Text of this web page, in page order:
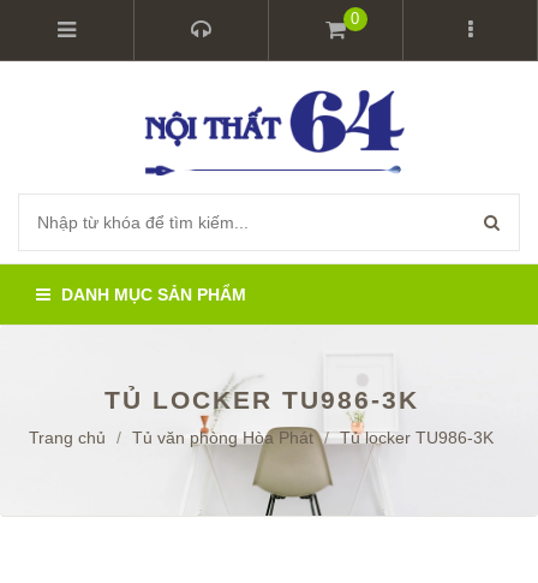
0
DANH MỤC SẢN PHẨM
TỦ LOCKER TU986-3K
Trang chủ / Tủ văn phòng Hòa Phát / Tủ locker TU986-3K